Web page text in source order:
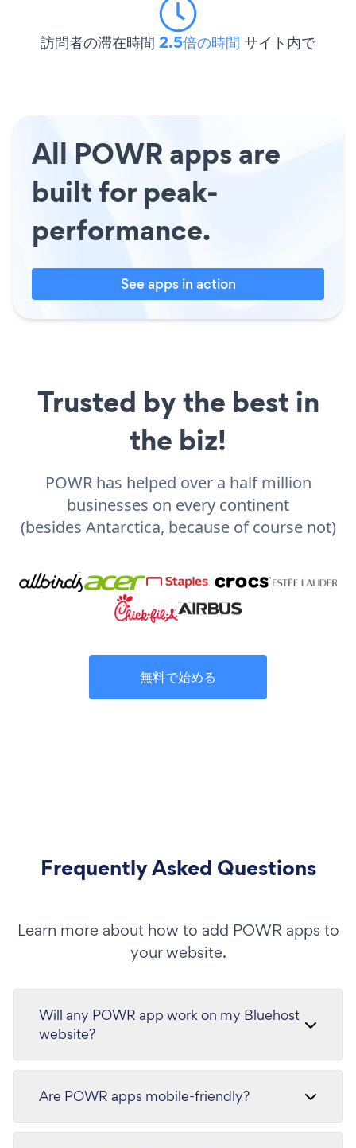
訪問者の滞在時間 2.5倍の時間 サイト内で
All POWR apps are
built for peak-
performance.
See apps in action
Trusted by the best in
the biz!
POWR has helped over a half million
businesses on every continent
(besides Antarctica, because of course not)
無料で始める
Frequently Asked Questions
Learn more about how to add POWR apps to
your website.
Will any POWR app work on my Bluehost
website?
Are POWR apps mobile-friendly?